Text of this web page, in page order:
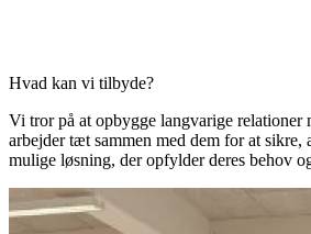
Hvad kan vi tilbyde?
Vi tror på at opbygge langvarige relationer
arbejder tæt sammen med dem for at sikre,
mulige løsning, der opfylder deres behov